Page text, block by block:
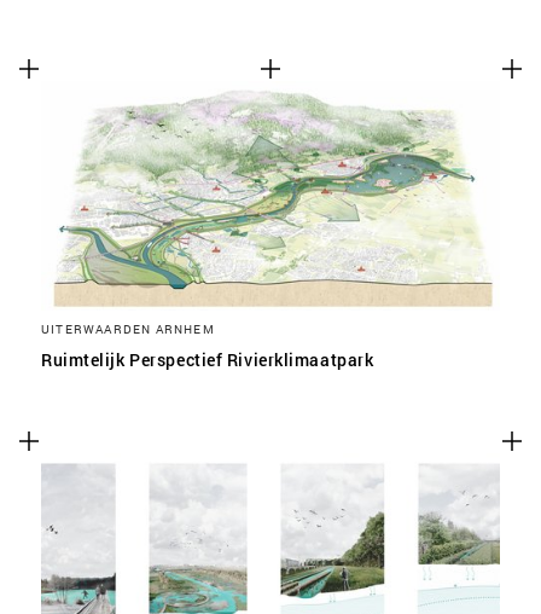
UITERWAARDEN ARNHEM
Ruimtelijk Perspectief Rivierklimaatpark